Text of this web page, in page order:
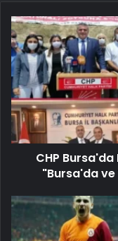
CHP Bursa'da
"Bursa'da ve